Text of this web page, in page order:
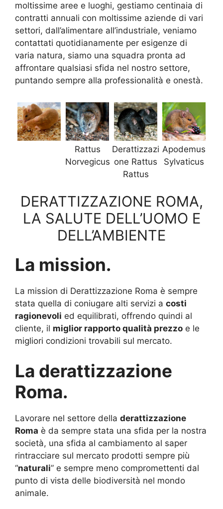
moltissime aree e luoghi, gestiamo centinaia di
contratti annuali con moltissime aziende di vari
settori, dall’alimentare all’industriale, veniamo
contattati quotidianamente per esigenze di
varia natura, siamo una squadra pronta ad
affrontare qualsiasi sfida nel nostro settore,
puntando sempre alla professionalità e onestà.
Rattus
Norvegicus
Derattizzazi
one Rattus
Rattus
Apodemus
Sylvaticus
DERATTIZZAZIONE ROMA,
LA SALUTE DELL’UOMO E
DELL’AMBIENTE
La mission.
La mission di Derattizzazione Roma è sempre
stata quella di coniugare alti servizi a costi
ragionevoli ed equilibrati, offrendo quindi al
cliente, il miglior rapporto qualità prezzo e le
migliori condizioni trovabili sul mercato.
La derattizzazione
Roma.
Lavorare nel settore della derattizzazione
Roma è da sempre stata una sfida per la nostra
società, una sfida al cambiamento al saper
rintracciare sul mercato prodotti sempre più
“naturali” e sempre meno compromettenti dal
punto di vista delle biodiversità nel mondo
animale.